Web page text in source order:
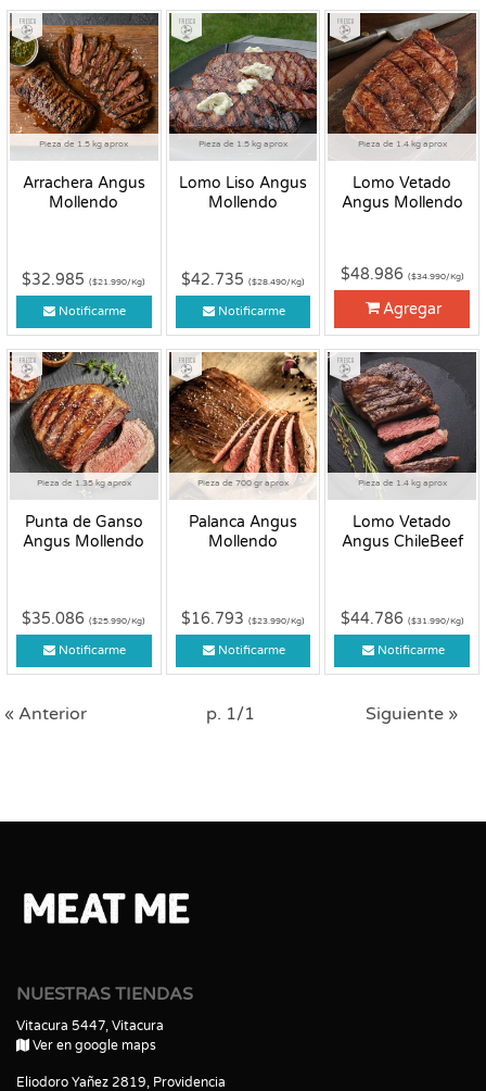
Pieza de 1.5 kg aprox
Arrachera Angus
Mollendo
Fresco
$32.985($21.990/Kg)
Notificarme
Pieza de 1.5 kg aprox
Lomo Liso Angus
Mollendo
Fresco
$42.735 ($28.490/Kg)
Notificarme
Pieza de 1.4 kg aprox
Lomo Vetado
Angus Mollendo
Fresco
$48.986 ($34.990/Kg)
Agregar
Pieza de 1.35 kg aprox
Punta de Ganso
Angus Mollendo
Fresco
$35.086($25.990/Kg)
Notificarme
Pieza de 700 gr aprox
Palanca Angus
Mollendo
Fresco
$16.793 ($23.990/Kg)
Notificarme
Pieza de 1.4 kg aprox
Lomo Vetado
Angus ChileBeef
Fresco
$44.786 ($31.990/Kg)
Notificarme
« Anterior p. 1/1 Siguiente »
NUESTRAS TIENDAS
Vitacura 5447, Vitacura
Ver en google maps
Eliodoro Yañez 2819, Providencia